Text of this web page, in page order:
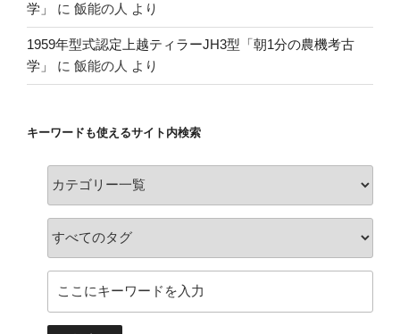
学」
に 飯能の人 より
1959年型式認定上越ティラーJH3型「朝1分の農機考古
学」
に 飯能の人 より
キーワードも使えるサイト内検索